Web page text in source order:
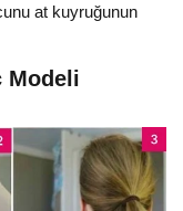
at kuyruğunun
Modeli